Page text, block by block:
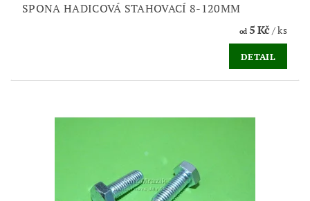
SPONA HADICOVÁ STAHOVACÍ 8-120MM
od5 Kč/ ks
DETAIL